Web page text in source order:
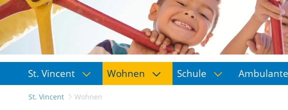
St. Vincent Wohnen Schule
St. Vincent Wohnen